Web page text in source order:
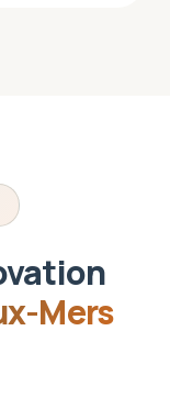
Mers